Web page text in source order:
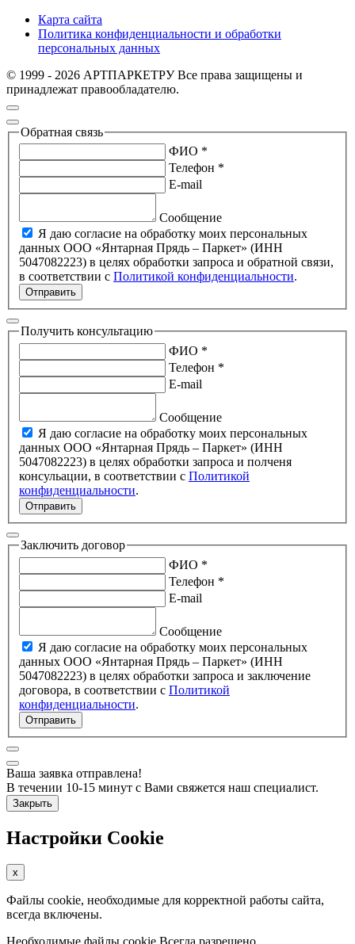
Карта сайта
Политика конфиденциальности и обработки
персональных данных
© 1999 - 2026 АРТПАРКЕТРУ Все права защищены и
принадлежат правообладателю.
Обратная связь
ФИО *
Телефон *
E-mail
Сообщение
Я даю согласие на обработку моих персональных
данных ООО «Янтарная Прядь – Паркет» (ИНН
5047082223) в целях обработки запроса и обратной связи,
в соответствии с Политикой конфиденциальности.
Отправить
Получить консультацию
ФИО *
Телефон *
E-mail
Сообщение
Я даю согласие на обработку моих персональных
данных ООО «Янтарная Прядь – Паркет» (ИНН
5047082223) в целях обработки запроса и полченя
консульации, в соответствии с Политикой
конфиденциальности.
Отправить
Заключить договор
ФИО *
Телефон *
E-mail
Сообщение
Я даю согласие на обработку моих персональных
данных ООО «Янтарная Прядь – Паркет» (ИНН
5047082223) в целях обработки запроса и заключение
договора, в соответствии с Политикой
конфиденциальности.
Отправить
Ваша заявка отправлена!
В течении 10-15 минут с Вами свяжется наш специалист.
Закрыть
Настройки Cookie
x
Файлы cookie, необходимые для корректной работы сайта,
всегда включены.